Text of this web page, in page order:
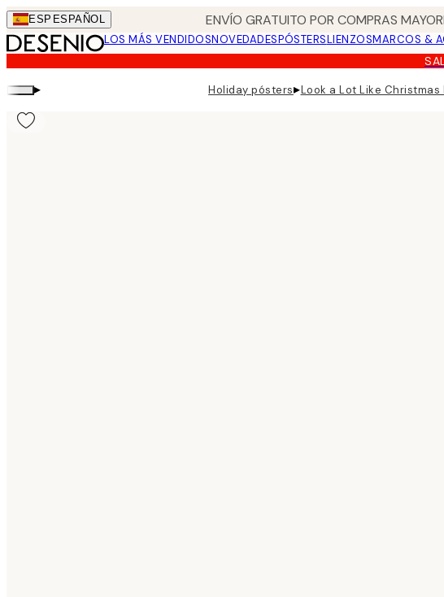
Skip
to
main
content.
ESP ESPAÑOL ENVÍO GRATUITO POR COMPRAS
LOS MÁS VENDIDOSNOVEDADESPÓSTERSLIENZOSMARCOS &
▸ Holiday pósters▸Look a Lot Like Christmas